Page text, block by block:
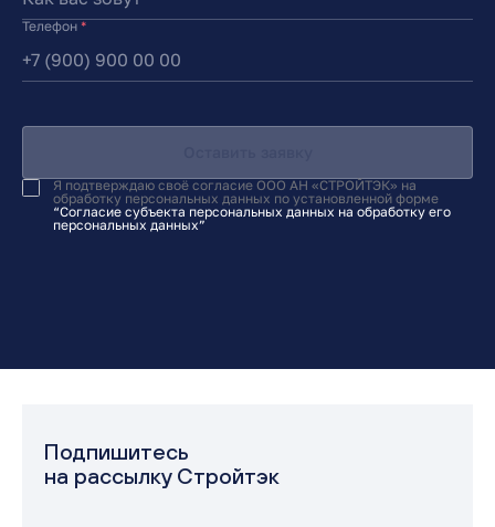
Телефон *
Я подтверждаю своё согласие ООО АН «СТРОЙТЭК» на
обработку персональных данных по установленной форме
“Согласие субъекта персональных данных на обработку его
персональных данных”
Подпишитесь
на рассылку Стройтэк